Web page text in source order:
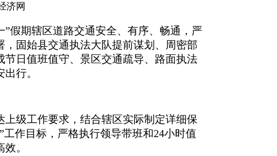
济网
”假期辖区道路交通安全、有序、畅通，严
固始县交通执法大队提前谋划、周密部
日值班值守、景区交通疏导、路面执法
行。
级工作要求，结合辖区实际制定详细保
作目标，严格执行领导带班和24小时值
。